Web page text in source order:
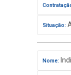
Situação:
Nome: